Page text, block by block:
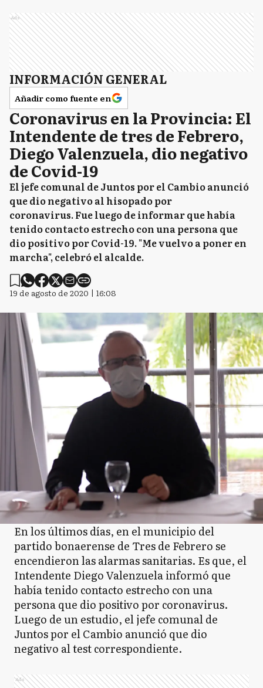
Ads
INFORMACIÓN GENERAL
Añadir como fuente en
Coronavirus en la Provincia: El
Intendente de tres de Febrero,
Diego Valenzuela, dio negativo
de Covid-19
El jefe comunal de Juntos por el Cambio anunció
que dio negativo al hisopado por
coronavirus. Fue luego de informar que había
tenido contacto estrecho con una persona que
dio positivo por Covid-19. "Me vuelvo a poner en
marcha", celebró el alcalde.
19 de agosto de 2020 | 16:08
En los últimos días, en el municipio del
partido bonaerense de Tres de Febrero se
encendieron las alarmas sanitarias. Es que, el
Intendente Diego Valenzuela informó que
había tenido contacto estrecho con una
persona que dio positivo por coronavirus.
Luego de un estudio, el jefe comunal de
Juntos por el Cambio anunció que dio
negativo al test correspondiente.
Ads